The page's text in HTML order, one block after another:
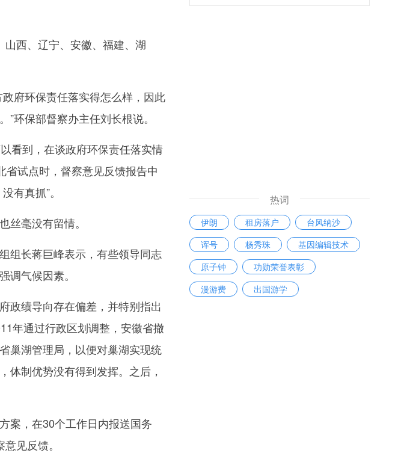
西、辽宁、安徽、福建、湖
府环保责任落实得怎么样，因此
环保部督察办主任刘长根说。
到，在谈政府环保责任落实情
省试点时，督察意见反馈报告中
有真抓”。
毫没有留情。
长蒋巨峰表示，有些领导同志
气候因素。
绩导向存在偏差，并特别指出
年通过行政区划调整，安徽省撤
巢湖管理局，以便对巢湖实现统
体制优势没有得到发挥。之后，
，在30个工作日内报送国务
见反馈。
热词
伊朗 租房落户
台风纳沙
诨号
杨秀珠
基因编辑技术
原子钟
功勋荣誉表彰
漫游费
出国游学